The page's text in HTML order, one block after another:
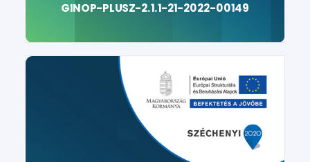
GINOP-PLUSZ-2.1.1-21-2022-00149